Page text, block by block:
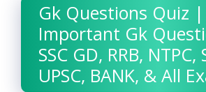
Gk Questions Quiz |
Important Gk
SSC GD, RRB, NTPC,
UPSC, BANK, & All